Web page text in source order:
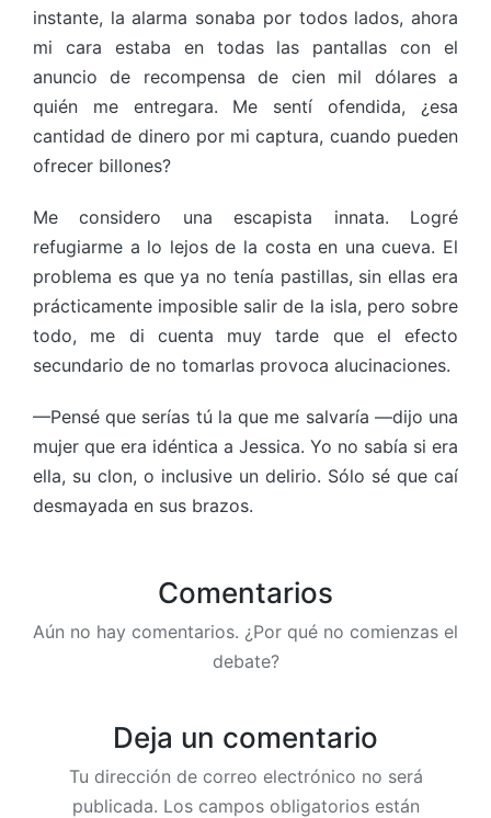
instante, la alarma sonaba por todos lados, ahora
mi cara estaba en todas las pantallas con el
anuncio de recompensa de cien mil dólares a
quién me entregara. Me sentí ofendida, ¿esa
cantidad de dinero por mi captura, cuando pueden
ofrecer billones?
Me considero una escapista innata. Logré
refugiarme a lo lejos de la costa en una cueva. El
problema es que ya no tenía pastillas, sin ellas era
prácticamente imposible salir de la isla, pero sobre
todo, me di cuenta muy tarde que el efecto
secundario de no tomarlas provoca alucinaciones.
—Pensé que serías tú la que me salvaría —dijo una
mujer que era idéntica a Jessica. Yo no sabía si era
ella, su clon, o inclusive un delirio. Sólo sé que caí
desmayada en sus brazos.
Comentarios
Aún no hay comentarios. ¿Por qué no comienzas el
debate?
Deja un comentario
Tu dirección de correo electrónico no será
publicada. Los campos obligatorios están